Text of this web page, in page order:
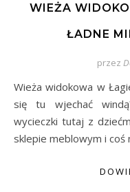
WIEŻA
ŁADNE
przez
Wieża widokowa w Łagiewnikach – czy wiedzieliście, że da
się tu wjechać
wycieczki tutaj z
sklepie meblowym i coś